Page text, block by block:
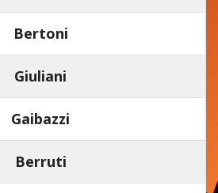
Bertoni
Giuliani
Gaibazzi
Berruti